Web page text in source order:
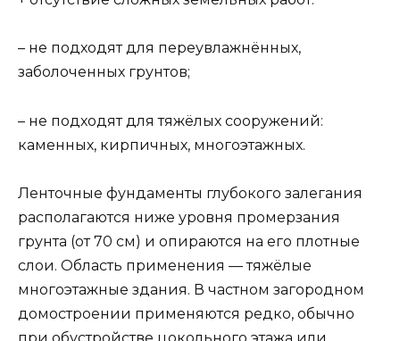
– не подходят для переувлажнённых,
заболоченных грунтов;
– не подходят для тяжёлых сооружений:
каменных, кирпичных, многоэтажных.
Ленточные фундаменты глубокого залегания
располагаются ниже уровня промерзания
грунта (от 70 см) и опираются на его плотные
слои. Область применения — тяжёлые
многоэтажные здания. В частном загородном
домостроении применяются редко, обычно